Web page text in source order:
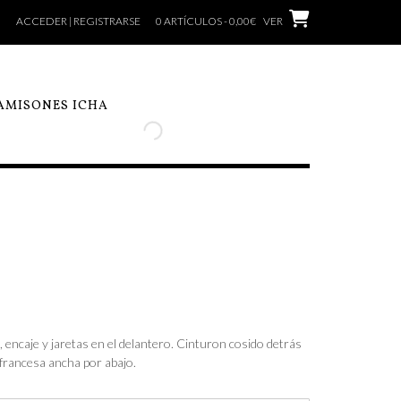
ACCEDER | REGISTRARSE 0 ARTÍCULOS - 0,00€ VER
ICHA
encaje y jaretas en el delantero. Cinturon cosido detrás
ancha por abajo.